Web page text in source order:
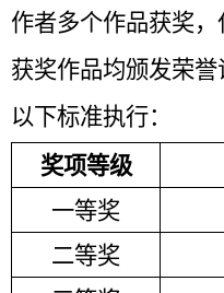
作者多个作品获奖
获奖作品均颁发荣
以下标准执行：
奖项等级
一等奖
二等奖